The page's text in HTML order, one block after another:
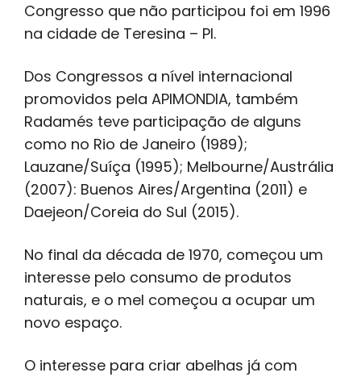
Congresso que não participou foi em 1996
na cidade de Teresina – PI.
Dos Congressos a nível internacional
promovidos pela APIMONDIA, também
Radamés teve participação de alguns
como no Rio de Janeiro (1989);
Lauzane/Suíça (1995); Melbourne/Austrália
(2007): Buenos Aires/Argentina (2011) e
Daejeon/Coreia do Sul (2015).
No final da década de 1970, começou um
interesse pelo consumo de produtos
naturais, e o mel começou a ocupar um
novo espaço.
O interesse para criar abelhas já com